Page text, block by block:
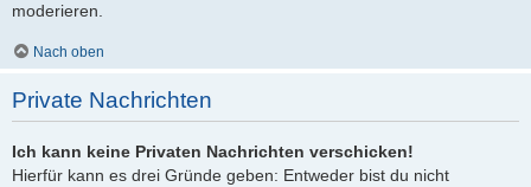
moderieren.
Nach oben
Private Nachrichten
Ich kann keine Privaten Nachrichten verschicken!
Hierfür kann es drei Gründe geben: Entweder bist du nicht